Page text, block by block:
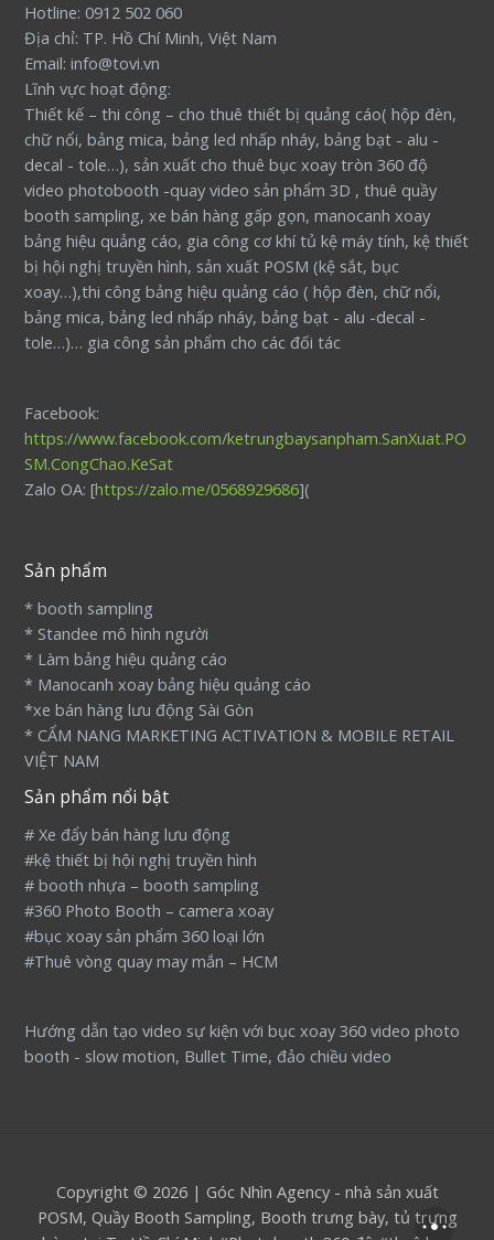
Hotline: 0912 502 060
Địa chỉ: TP. Hồ Chí Minh, Việt Nam
Email: info@tovi.vn
Lĩnh vực hoạt động:
Thiết kế – thi công – cho thuê thiết bị quảng cáo( hộp đèn,
chữ nổi, bảng mica, bảng led nhấp nháy, bảng bạt - alu -
decal - tole…), sản xuất cho thuê bục xoay tròn 360 độ
video photobooth -quay video sản phẩm 3D , thuê quầy
booth sampling, xe bán hàng gấp gọn, manocanh xoay
bảng hiệu quảng cáo, gia công cơ khí tủ kệ máy tính, kệ thiết
bị hội nghị truyền hình, sản xuất POSM (kệ sắt, bục
xoay…),thi công bảng hiệu quảng cáo ( hộp đèn, chữ nổi,
bảng mica, bảng led nhấp nháy, bảng bạt - alu -decal -
tole…)… gia công sản phẩm cho các đối tác
Facebook:
https://www.facebook.com/ketrungbaysanpham.SanXuat.PO
SM.CongChao.KeSat
Zalo OA: [https://zalo.me/0568929686](
Sản phẩm
* booth sampling
* Standee mô hình người
* Làm bảng hiệu quảng cáo
* Manocanh xoay bảng hiệu quảng cáo
*xe bán hàng lưu động Sài Gòn
* CẨM NANG MARKETING ACTIVATION & MOBILE RETAIL
VIỆT NAM
Sản phẩm nổi bật
# Xe đẩy bán hàng lưu động
#kệ thiết bị hội nghị truyền hình
# booth nhựa – booth sampling
#360 Photo Booth – camera xoay
#bục xoay sản phẩm 360 loại lớn
#Thuê vòng quay may mắn – HCM
Hướng dẫn tạo video sự kiện với bục xoay 360 video photo
booth - slow motion, Bullet Time, đảo chiều video
Copyright © 2026 | Góc Nhìn Agency - nhà sản xuất
POSM, Quầy Booth Sampling, Booth trưng bày, tủ trưng